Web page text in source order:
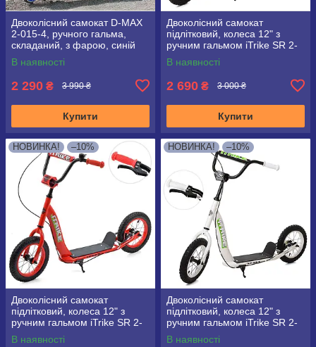
Двоколісний самокат D-MAX
2-015-4, ручного гальма,
складаний, з фарою, синій
В наявності
2 290 ₴ 3 990 ₴
Купити
Двоколісний самокат
підлітковий, колеса 12" з
ручним гальмом iTrike SR 2-
043-1 чорний
В наявності
2 690 ₴ 3 000 ₴
Купити
НОВИНКА! –10%
Двоколісний самокат
підлітковий, колеса 12" з
ручним гальмом iTrike SR 2-
043-1 червоний
В наявності
НОВИНКА! –10%
Двоколісний самокат
підлітковий, колеса 12" з
ручним гальмом iTrike SR 2-
043-1 білий
В наявності